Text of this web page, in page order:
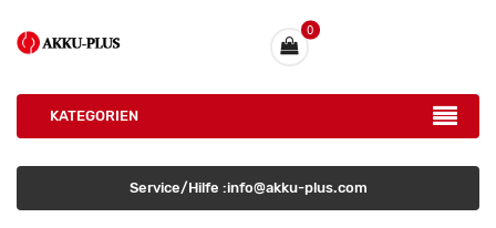
0
KATEGORIEN
Service/Hilfe :info@akku-plus.com